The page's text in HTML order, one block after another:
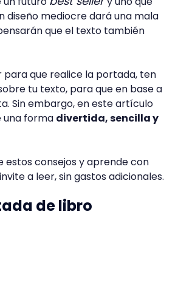
diseño mediocre dará una mala
que el texto también
para que realice la portada, ten
tu texto, para que en base a
Sin embargo, en este artículo
una forma divertida, sencilla y
estos consejos y aprende con
a leer, sin gastos adicionales.
de libro